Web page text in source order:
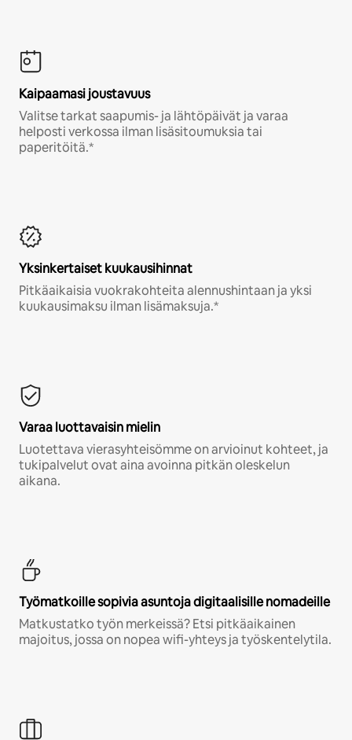
Kaipaamasi joustavuus
Valitse tarkat saapumis- ja lähtöpäivät ja varaa
helposti verkossa ilman lisäsitoumuksia tai
paperitöitä.*
Yksinkertaiset kuukausihinnat
Pitkäaikaisia vuokrakohteita alennushintaan ja yksi
kuukausimaksu ilman lisämaksuja.*
Varaa luottavaisin mielin
Luotettava vierasyhteisömme on arvioinut kohteet, ja
tukipalvelut ovat aina avoinna pitkän oleskelun
aikana.
Työmatkoille sopivia asuntoja digitaalisille nomadeille
Matkustatko työn merkeissä? Etsi pitkäaikainen
majoitus, jossa on nopea wifi-yhteys ja työskentelytila.